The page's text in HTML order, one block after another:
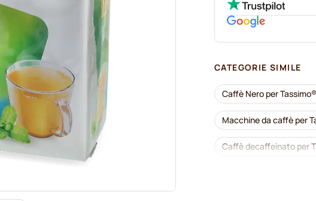
CATEGORIE SIMILE
Caffè Nero per Tassimo®
Macchine da caffè per
Caffè decaffeinato per